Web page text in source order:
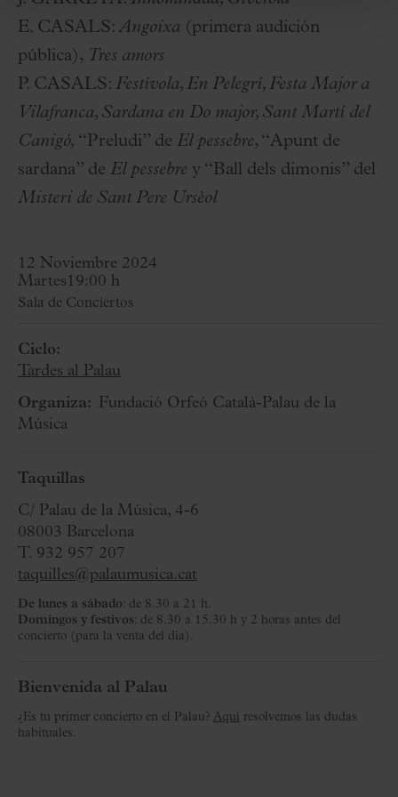
E. CASALS: Angoixa (primera audición
pública), Tres amors
P. CASALS: Festívola, En Pelegrí, Festa Major a
Vilafranca, Sardana en Do major, Sant Martí del
Canigó, “Preludi” de El pessebre, “Apunt de
sardana” de El pessebre y “Ball dels dimonis” del
Misteri de Sant Pere Ursèol
12 Noviembre 2024
Martes 19:00 h
Sala de Conciertos
Ciclo:
Tardes al Palau
Organiza: Fundació Orfeó Català-Palau de la
Música
Taquillas
C/ Palau de la Música, 4-6
08003 Barcelona
T. 932 957 207
taquilles@palaumusica.cat
De lunes a sábado: de 8.30 a 21 h.
Domingos y festivos: de 8.30 a 15.30 h y 2 horas antes del
concierto (para la venta del día).
Bienvenida al Palau
¿Es tu primer concierto en el Palau? Aquí resolvemos las dudas
habituales.